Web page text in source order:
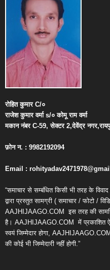
रोहित कुमारC/०
राजेश कुमार वर्माs/० कोमू राम वर्मा
मकान नंबरC-59,सेक्टर2,देवेंद्र नगर,
फ़ोन न. : 9982192094
Email :
“समाचार से सम्बंधित किसी भी तरह के
द्वारा प्रस्तुत सामग्री ( समाचार / फोटो /
AAJHIJAAGO.COM इस तरह की
है। AAJHIJAAGO.COM में प्रकाशित
स्वयं जिम्मेदार होगा,
की कोई भी जिम्मेदारी नहीं होगी.”